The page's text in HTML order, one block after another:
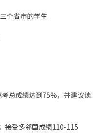
个省市的学生
总成绩达到75%，并建议读
接受多邻国成绩110-115